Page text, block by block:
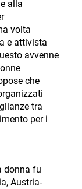
alla
volta
e attivista
avvenne
che
tra
per i
donna fu
Austria-